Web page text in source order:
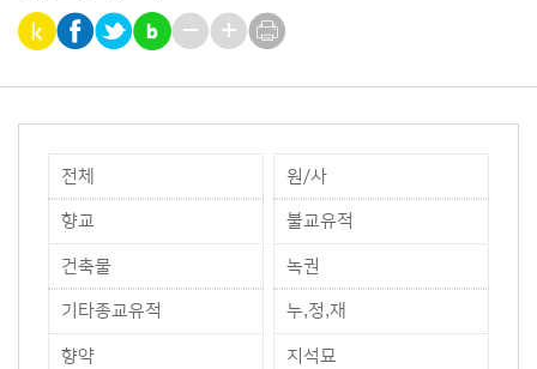
전체 원/사
향교 불교유적
건축물 녹권
기타종교유적 누,정,재
향약 지석묘